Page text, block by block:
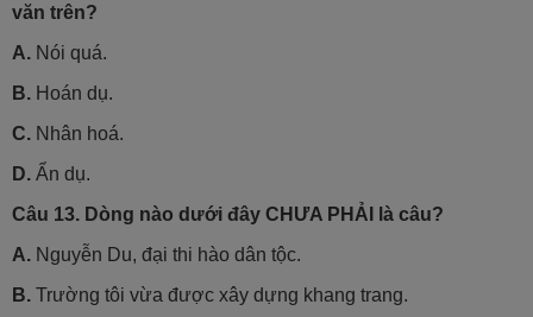
văn trên?
A. Nói quá.
B. Hoán dụ.
C. Nhân hoá.
D. Ẩn dụ.
Câu 13. Dòng nào dưới đây CHƯA PHẢI là câu?
A. Nguyễn Du, đại thi hào dân tộc.
B. Trường tôi vừa được xây dựng khang trang.